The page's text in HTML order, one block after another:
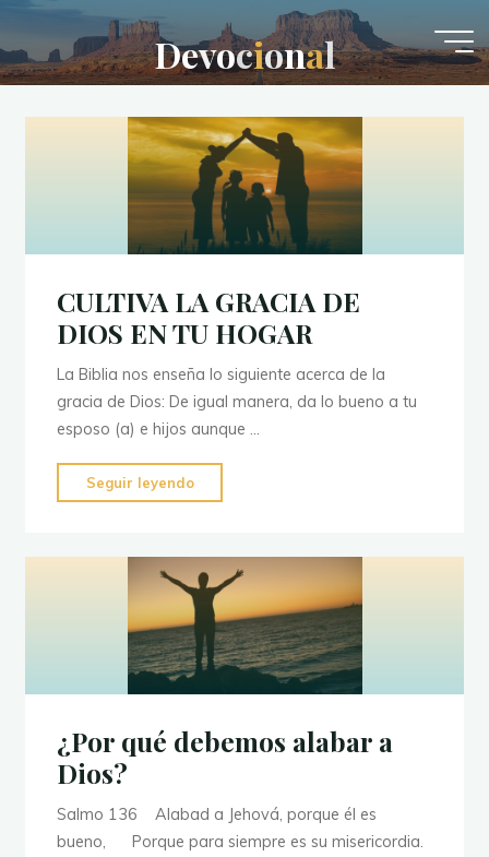
Saltar
contenido
Devocional
CULTIVA LA GRACIA DE
DIOS EN TU HOGAR
La Biblia nos enseña lo siguiente acerca de la
gracia de Dios: De igual manera, da lo bueno a tu
esposo (a) e hijos aunque …
Seguir leyendo
LA
DE
DIOS
EN
TU
HOGAR"
¿Por qué debemos alabar a
Dios?
Salmo 136 Alabad a Jehová, porque él es
bueno, Porque para siempre es su misericordia.